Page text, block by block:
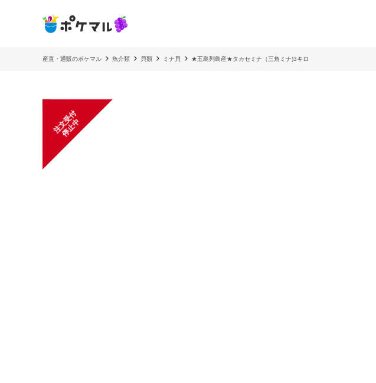
産直・通販のポケマル 魚介類 貝類 ミナ貝 ★五島列島産★タカセミナ（三角ミナ)3キロ
注
文
受
付
停
止
中